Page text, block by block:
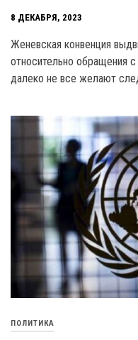
8 ДЕКАБРЯ, 2023
Женевская конвенция
относительно обращения
далеко не все желают
ПОЛИТИКА